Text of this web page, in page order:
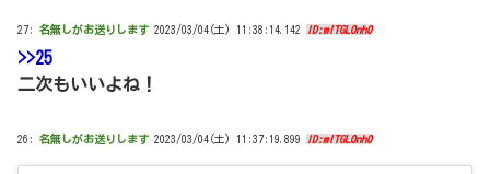
27: 名無しがお送りします 2023/03/04(土) 11:38:14.142 ID:mITGLOnh0
>>25
二次もいいよね！
26: 名無しがお送りします 2023/03/04(土) 11:37:19.899 ID:mITGLOnh0